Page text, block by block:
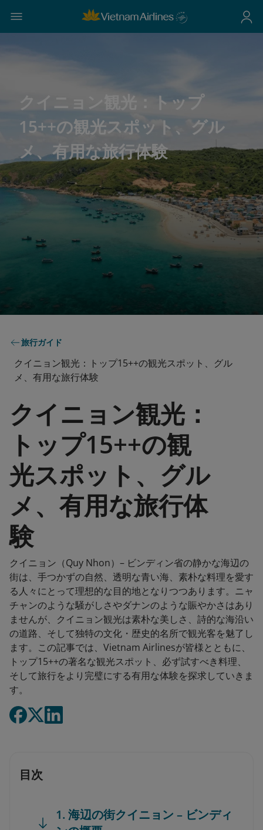
クイニョン観光：トップ
15++の観光スポット、グル
メ、有用な旅行体験
旅行ガイド
クイニョン観光：トップ15++の観光スポット、グル
メ、有用な旅行体験
クイニョン観光：
トップ15++の観
光スポット、グル
メ、有用な旅行体
験
クイニョン（Quy Nhon）– ビンディン省の静かな海辺の
街は、手つかずの自然、透明な青い海、素朴な料理を愛す
る人々にとって理想的な目的地となりつつあります。ニャ
チャンのような騒がしさやダナンのような賑やかさはあり
ませんが、クイニョン観光は素朴な美しさ、詩的な海沿い
の道路、そして独特の文化・歴史的名所で観光客を魅了し
ます。この記事では、Vietnam Airlinesが皆様とともに、
トップ15++の著名な観光スポット、必ず試すべき料理、
そして旅行をより完璧にする有用な体験を探求していきま
す。
目次
1. 海辺の街クイニョン – ビンディ